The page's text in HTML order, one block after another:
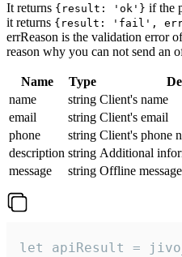
It returns {result: 'ok'} if the
it returns {result: 'fail',
errReason is the validation error
reason why you can not send an
Name Type
name
string Client's name
email
string Client's email
phone
string Client's phone
description string Additional
message
string Offline
let apiResult =